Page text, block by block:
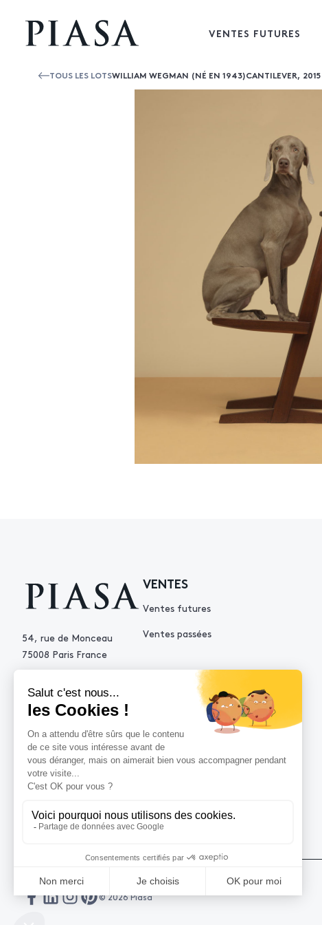
VENTES FUTURES
TOUS LES LOTSWILLIAM WEGMAN (NÉ EN 1943)CANTILEVER, 2015
54, rue de Monceau
75008 Paris France
contact@piasa.fr
VENTES
Ventes futures
Ventes passées
AIDE
Demande d’estimation
© 2026 Piasa